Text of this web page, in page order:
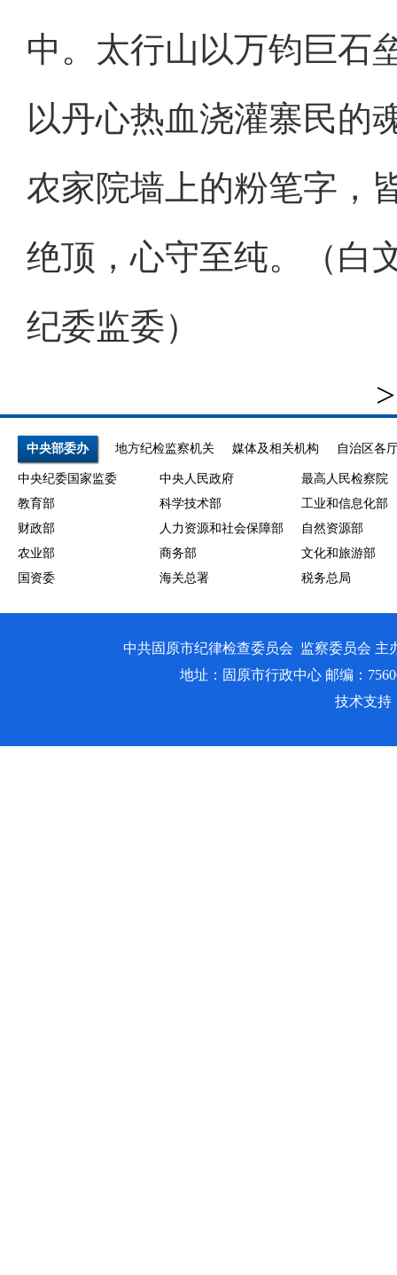
中。太行山以万钧巨石
以丹心热血浇灌寨民的
农家院墙上的粉笔字
绝顶，心守至纯。（白
纪委监委）
中央部委办 地方纪检监察机关 媒体及相关机构 自治区各
中央纪委国家监委 中央人民政府
最高人民检察院
教育部
科学技术部
工业和信息化部
财政部
人力资源和社会保障部
自然资源部
农业部
商务部
文化和旅游部
国资委
海关总署 税务总局
中共固原市纪律检查委员会 监察委员会
地址：固原市行政中心 邮编：
技术支持